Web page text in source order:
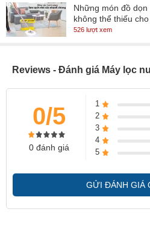
Những món đồ
không thể thiếu
526 lượt xem
Reviews - Đánh giá Máy lọc
0/5
0 đánh giá
1
2
3
4
5
GỬI ĐÁNH GIÁ